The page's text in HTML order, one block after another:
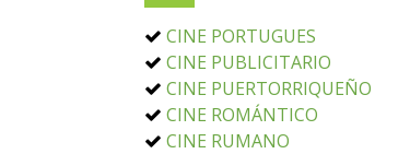
CINE PORTUGUES
CINE PUBLICITARIO
CINE PUERTORRIQUEÑO
CINE ROMÁNTICO
CINE RUMANO